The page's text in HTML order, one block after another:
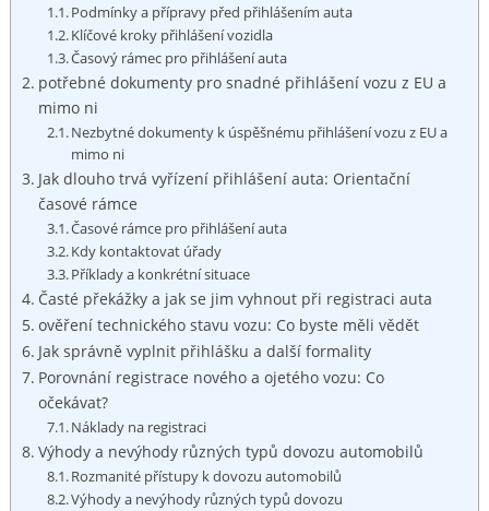
Podmínky a přípravy před přihlášením auta
Klíčové kroky přihlášení vozidla
Časový rámec pro přihlášení auta
potřebné dokumenty pro snadné přihlášení vozu z EU a
mimo ni
Nezbytné dokumenty k úspěšnému přihlášení vozu z EU a
mimo ni
Jak dlouho trvá vyřízení přihlášení auta: Orientační
časové rámce
Časové rámce pro přihlášení auta
Kdy kontaktovat úřady
Příklady a konkrétní situace
Časté překážky a jak se jim vyhnout při registraci auta
ověření technického stavu vozu: Co byste měli vědět
Jak správně vyplnit přihlášku a další formality
Porovnání registrace nového a ojetého vozu: Co
očekávat?
Náklady na registraci
Výhody a nevýhody různých typů dovozu automobilů
Rozmanité přístupy k dovozu automobilů
Výhody a nevýhody různých typů dovozu